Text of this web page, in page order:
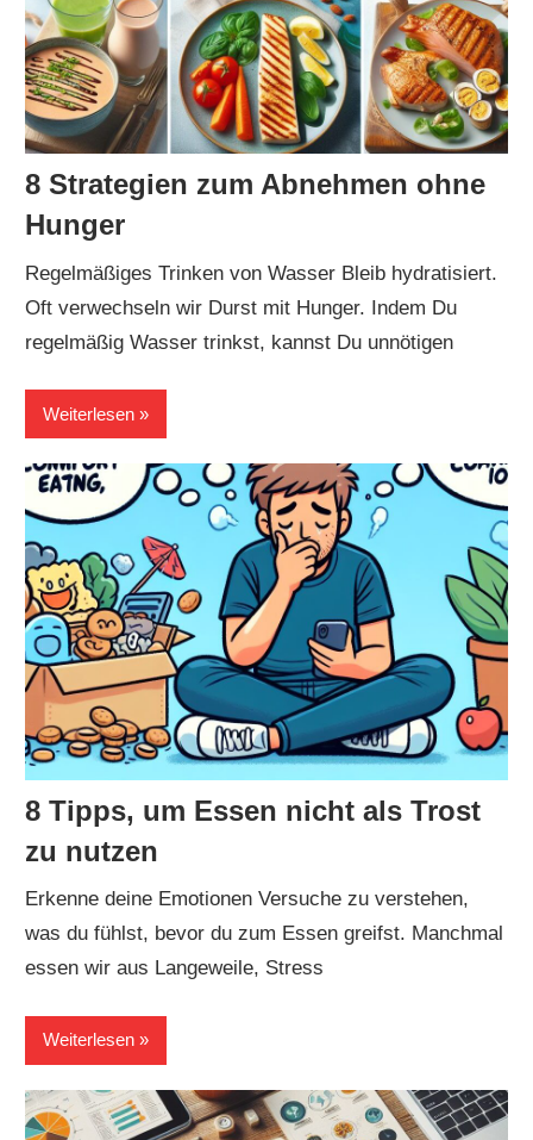
8 Strategien zum Abnehmen ohne
Hunger
Regelmäßiges Trinken von Wasser Bleib hydratisiert.
Oft verwechseln wir Durst mit Hunger. Indem Du
regelmäßig Wasser trinkst, kannst Du unnötigen
Weiterlesen
8 Tipps, um Essen nicht als Trost
zu nutzen
Erkenne deine Emotionen Versuche zu verstehen,
was du fühlst, bevor du zum Essen greifst. Manchmal
essen wir aus Langeweile, Stress
Weiterlesen